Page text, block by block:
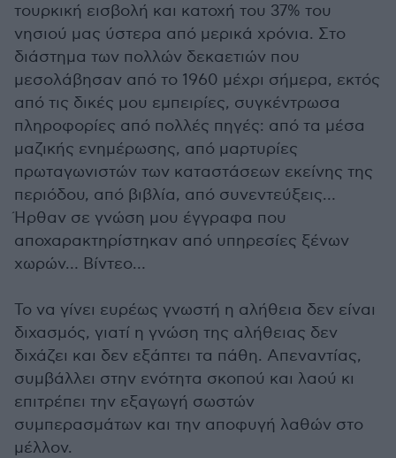
τουρκική εισβολή και κατοχή του 37% του
νησιού μας ύστερα από μερικά χρόνια. Στο
διάστημα των πολλών δεκαετιών που
μεσολάβησαν από το 1960 μέχρι σήμερα, εκτός
από τις δικές μου εμπειρίες, συγκέντρωσα
πληροφορίες από πολλές πηγές: από τα μέσα
μαζικής ενημέρωσης, από μαρτυρίες
πρωταγωνιστών των καταστάσεων εκείνης της
περιόδου, από βιβλία, από συνεντεύξεις…
Ήρθαν σε γνώση μου έγγραφα που
αποχαρακτηρίστηκαν από υπηρεσίες ξένων
χωρών… Βίντεο…
Το να γίνει ευρέως γνωστή η αλήθεια δεν είναι
διχασμός, γιατί η γνώση της αλήθειας δεν
διχάζει και δεν εξάπτει τα πάθη. Απεναντίας,
συμβάλλει στην ενότητα σκοπού και λαού κι
επιτρέπει την εξαγωγή σωστών
συμπερασμάτων και την αποφυγή λαθών στο
μέλλον.